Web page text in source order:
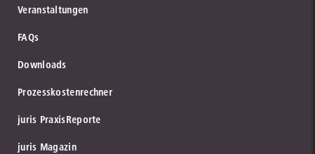
Veranstaltungen
FAQs
Downloads
Prozesskostenrechner
juris PraxisReporte
juris Magazin